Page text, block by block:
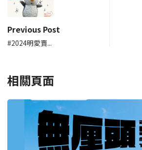
Previous Post
#2024明愛賣...
相關頁面